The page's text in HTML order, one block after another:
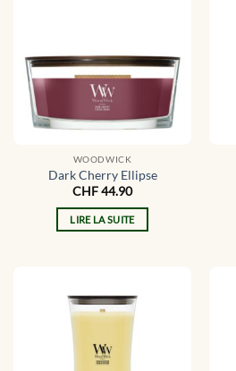
WOODWICK
Dark Cherry Ellipse
CHF44.90
LIRE LA SUITE